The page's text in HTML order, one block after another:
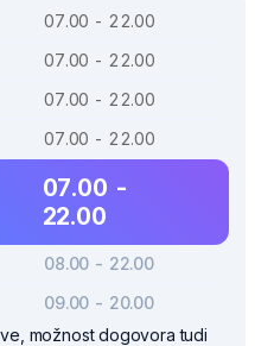
07.00 - 22.00
07.00 - 22.00
07.00 - 22.00
07.00 - 22.00
07.00 -
22.00
08.00 - 22.00
09.00 - 20.00
možnost dogovora tudi